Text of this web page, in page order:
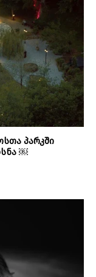
პარკში
￼